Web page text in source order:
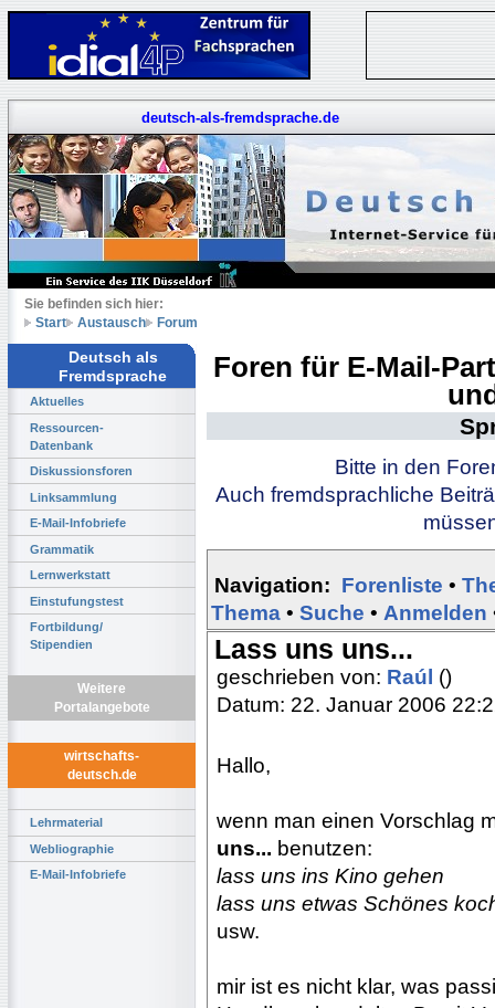
deutsch-als-fremdsprache.de
Sie befinden sich hier:
Start
Austausch Forum
Deutsch als
Fremdsprache
Aktuelles
Ressourcen-
Datenbank
Diskussionsforen
Linksammlung
E-Mail-Infobriefe
Grammatik
Lernwerkstatt
Einstufungstest
Fortbildung/
Stipendien
Weitere
Portalangebote
wirtschafts-
deutsch.de
Lehrmaterial
Webliographie
E-Mail-Infobriefe
Foren für E-Mail-
Bitte in den
Auch fremdsprachliche
Navigation: Forenliste •
Thema • Suche • Anmelden
Lass uns uns...
geschrieben von: Raúl ()
Datum: 22. Januar 2006
Hallo,
wenn man einen Vorschlag
uns... benutzen:
lass uns ins Kino gehen
lass uns etwas Schönes
usw.
mir ist es nicht klar, was